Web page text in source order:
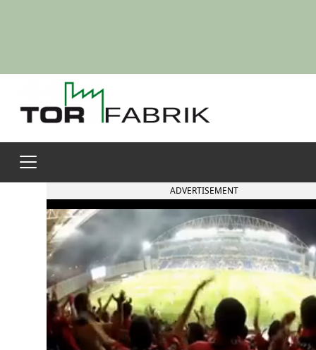
ADVERTISEMENT